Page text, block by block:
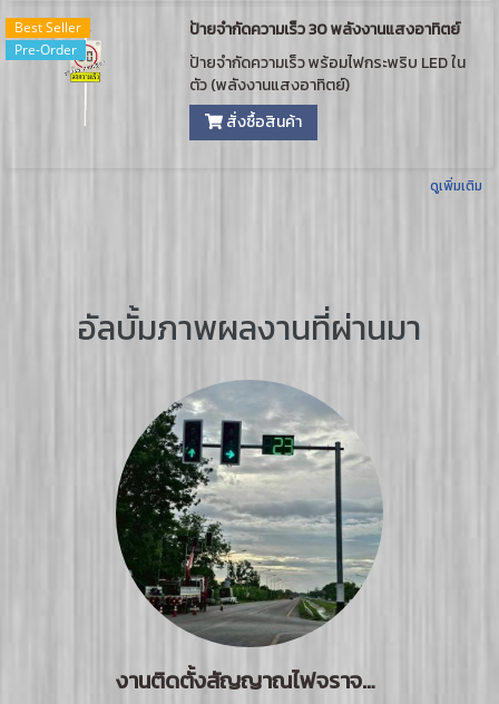
Best Seller
Pre-Order
ป้ายจำกัดความเร็ว 30 พลังงานแสงอาทิตย์
ป้ายจำกัดความเร็ว พร้อมไฟกระพริบ LED ใน
ตัว (พลังงานแสงอาทิตย์)
สั่งซื้อสินค้า
ดูเพิ่มเติม
อัลบั้มภาพผลงานที่ผ่านมา
งานติดตั้งสัญญาณไฟจราจร จ.นครปฐม